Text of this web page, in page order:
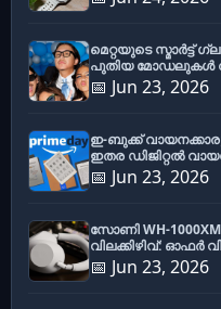
മെറ്റയുടെ സ്മാർട്ട്
പുതിയ മോഡലുകൾ
📅 Jun 23, 2026
ഇ-ബുക്ക്
ഇതര ഡിജിറ്റൽ
📅 Jun 23, 2026
സോണി WH-
വിലക്കിഴിവ്: ഓഫർ
📅 Jun 23, 2026